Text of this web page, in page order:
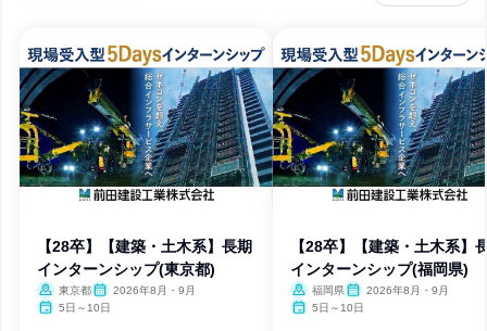
【28卒】【建築・土木系】長期
インターンシップ(東京都)
東京都
2026年8月・9月
5日～10日
【28卒】【建築・土木系】
インターンシップ(福岡県)
福岡県
2026年8月・9月
5日～10日